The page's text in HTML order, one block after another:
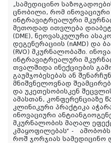
„სამედიცინო
ცნობილი, რომ ინოვაციური
ინტრავიტრეალური
მეთოდად ითვლება
(DME), ნეოვასკულური
დეგენერაციის (nAMD) და
(RVO) მკურნალობაში.
ინტრავიტრეალური
თვალშიდა ინექციების
გაუმჯობესებას ან
მნიშვნელოვნად
და უკეთესობისკენ
ამასთან, კონფერენციაზე
კლინიკური პრაქტიკა
ინოვაციური
მკურნალობის მაღალ
კმაყოფილებას“ - ამობობს
როშ ჯორჯიას სამედიცინო